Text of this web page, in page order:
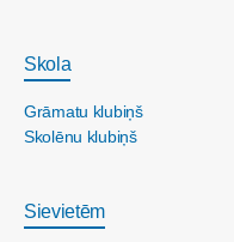
Skola
Grāmatu klubiņš
Skolēnu klubiņš
Sievietēm